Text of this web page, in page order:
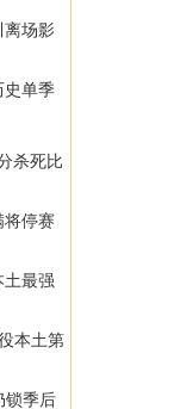
离场影
史单季
杀死比
将停赛
土最强
本土第
锁季后